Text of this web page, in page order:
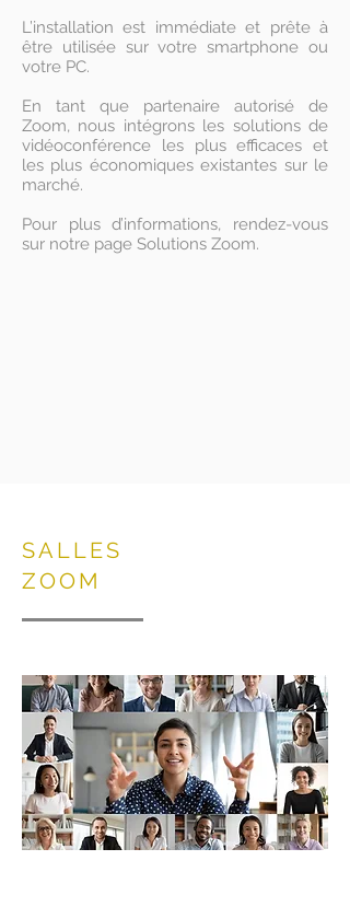
L’installation est immédiate et prête à
être utilisée sur votre smartphone ou
votre PC.
En tant que partenaire autorisé de
Zoom, nous intégrons les solutions de
vidéoconférence les plus efficaces et
les plus économiques existantes sur le
marché.
Pour plus d’informations, rendez-vous
sur notre page Solutions Zoom.
SALLES
ZOOM